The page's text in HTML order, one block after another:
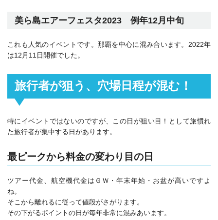
美ら島エアーフェスタ2023 例年12月中旬
これも人気のイベントです。那覇を中心に混み合います。2022年
は12月11日開催でした。
旅行者が狙う、穴場日程が混む！
特にイベントではないのですが、この日が狙い目！として旅慣れ
た旅行者が集中する日があります。
最ピークから料金の変わり目の日
ツアー代金、航空機代金はＧＷ・年末年始・お盆が高いですよ
ね。
そこから離れるに従って値段がさがります。
その下がるポイントの日が毎年非常に混みあいます。